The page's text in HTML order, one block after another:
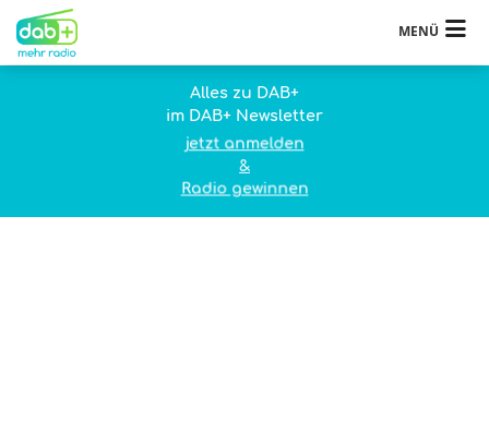
MENÜ
Alles zu DAB+
im DAB+ Newsletter
jetzt anmelden
&
Radio gewinnen